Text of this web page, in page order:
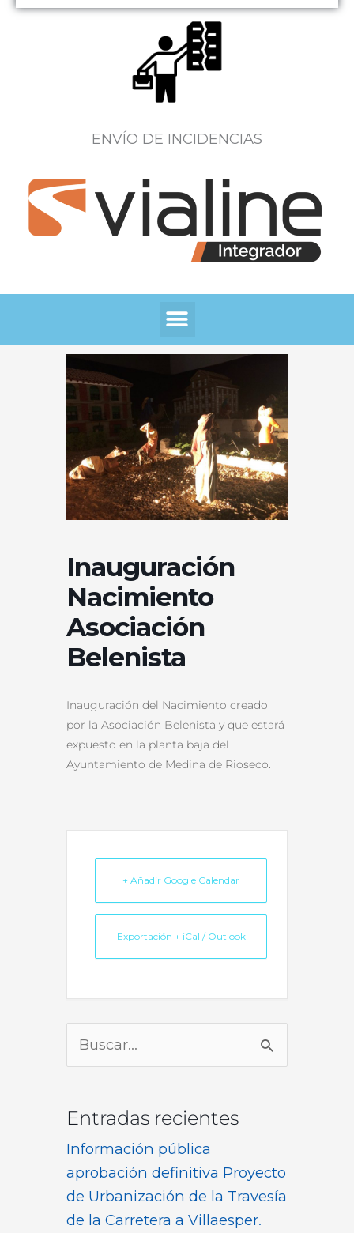
ENVÍO DE INCIDENCIAS
Menú
Inauguración
Nacimiento
Asociación
Belenista
Inauguración del Nacimiento creado
por la Asociación Belenista y que estará
expuesto en la planta baja del
Ayuntamiento de Medina de Rioseco.
+ Añadir Google Calendar
Exportación + iCal / Outlook
Buscar
por:
Entradas recientes
Información pública
aprobación definitiva Proyecto
de Urbanización de la Travesía
de la Carretera a Villaesper.